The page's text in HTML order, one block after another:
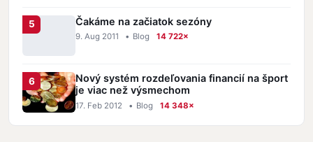
Čakáme na začiatok sezóny
9. Aug 2011 • Blog 14 722×
Nový systém rozdeľovania financií na šport
je viac než výsmechom
17. Feb 2012 • Blog 14 348×